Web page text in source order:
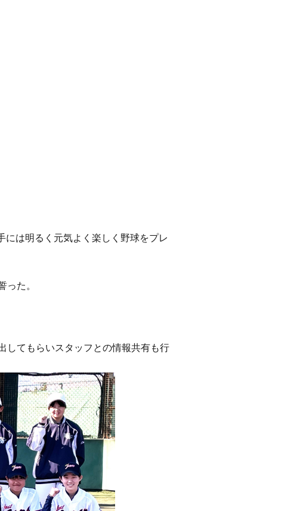
は明るく元気よく楽しく野球をプレ
た。
してもらいスタッフとの情報共有も行